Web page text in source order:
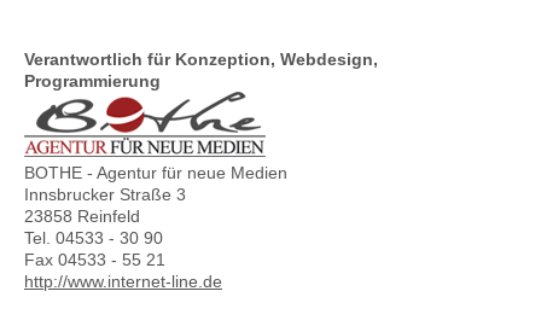
Verantwortlich für Konzeption, Webdesign,
Programmierung
BOTHE - Agentur für neue Medien
Innsbrucker Straße 3
23858 Reinfeld
Tel. 04533 - 30 90
Fax 04533 - 55 21
http://www.internet-line.de